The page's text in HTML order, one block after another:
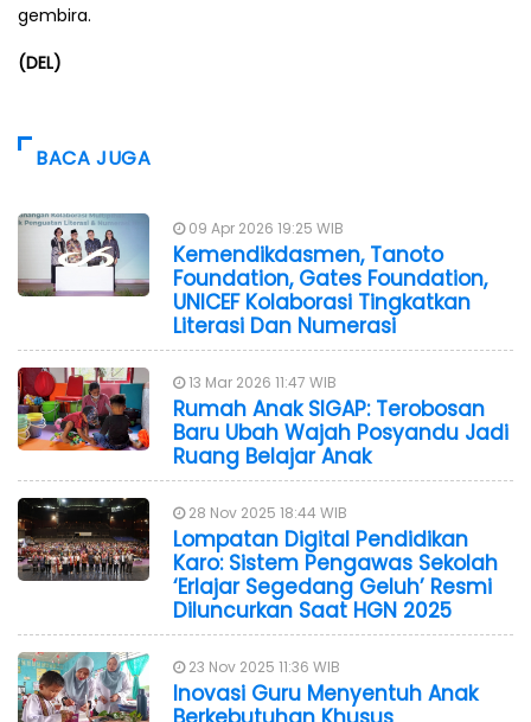
gembira.
(DEL)
BACA JUGA
09 Apr 2026 19:25 WIB
Kemendikdasmen, Tanoto
Foundation, Gates Foundation,
UNICEF Kolaborasi Tingkatkan
Literasi Dan Numerasi
13 Mar 2026 11:47 WIB
Rumah Anak SIGAP: Terobosan
Baru Ubah Wajah Posyandu Jadi
Ruang Belajar Anak
28 Nov 2025 18:44 WIB
Lompatan Digital Pendidikan
Karo: Sistem Pengawas Sekolah
‘Erlajar Segedang Geluh’ Resmi
Diluncurkan Saat HGN 2025
23 Nov 2025 11:36 WIB
Inovasi Guru Menyentuh Anak